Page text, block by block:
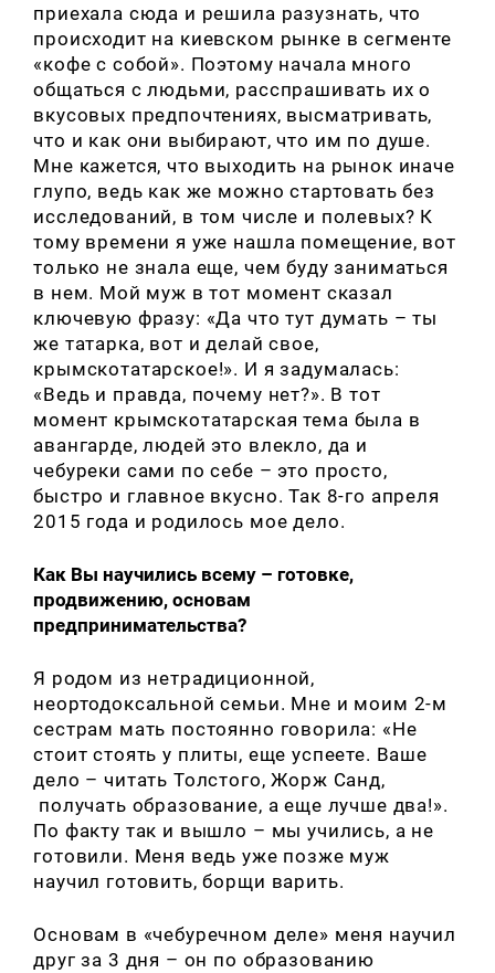
приехала сюда и решила разузнать, что
происходит на киевском рынке в сегменте
«кофе с собой». Поэтому начала много
общаться с людьми, расспрашивать их о
вкусовых предпочтениях, высматривать,
что и как они выбирают, что им по душе.
Мне кажется, что выходить на рынок иначе
глупо, ведь как же можно стартовать без
исследований, в том числе и полевых? К
тому времени я уже нашла помещение, вот
только не знала еще, чем буду заниматься
в нем. Мой муж в тот момент сказал
ключевую фразу: «Да что тут думать – ты
же татарка, вот и делай свое,
крымскотатарское!». И я задумалась:
«Ведь и правда, почему нет?». В тот
момент крымскотатарская тема была в
авангарде, людей это влекло, да и
чебуреки сами по себе – это просто,
быстро и главное вкусно. Так 8-го апреля
2015 года и родилось мое дело.
Как Вы научились всему – готовке,
продвижению, основам
предпринимательства?
Я родом из нетрадиционной,
неортодоксальной семьи. Мне и моим 2-м
сестрам мать постоянно говорила: «Не
стоит стоять у плиты, еще успеете. Ваше
дело – читать Толстого, Жорж Санд,
получать образование, а еще лучше два!».
По факту так и вышло – мы учились, а не
готовили. Меня ведь уже позже муж
научил готовить, борщи варить.
Основам в «чебуречном деле» меня научил
друг за 3 дня – он по образованию